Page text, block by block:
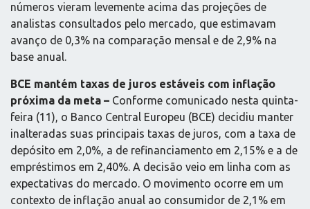
números vieram levemente acima das projeções de
analistas consultados pelo mercado, que estimavam
avanço de 0,3% na comparação mensal e de 2,9% na
base anual.
BCE mantém taxas de juros estáveis com inflação
próxima da meta – Conforme comunicado nesta quinta-
feira (11), o Banco Central Europeu (BCE) decidiu manter
inalteradas suas principais taxas de juros, com a taxa de
depósito em 2,0%, a de refinanciamento em 2,15% e a de
empréstimos em 2,40%. A decisão veio em linha com as
expectativas do mercado. O movimento ocorre em um
contexto de inflação anual ao consumidor de 2,1% em